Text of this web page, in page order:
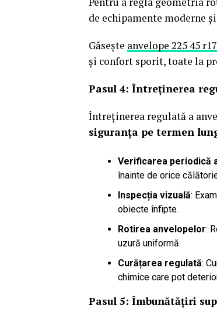
de echipamente moderne
Găsește anvelope 225 45
și confort sporit, toate la
Pasul 4: Întreținerea
Întreținerea regulată a
siguranța pe termen
Verificarea periodică
înainte de orice
Inspecția vizuală:
obiecte înfipte.
Rotirea anvelopelor:
uzură uniformă.
Curățarea regulată:
chimice care pot
Pasul 5: Îmbunătățiri